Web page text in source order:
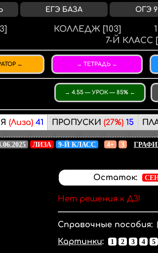
КОЛЛЕДЖ [103]
7-Й КЛАСС
ТЕТРАДЬ
4.55 — УРОК — 85%
(Лиза) 41 ПРОПУСКИ (27%) 15
ЛИЗА 9-Й КЛАСС 4+ 3
Остаток:
Нет решения к ДЗ!
Справочные пособия:
Картинки: 1 2 3 4 5
ЕГЭ БАЗА ОГЭ